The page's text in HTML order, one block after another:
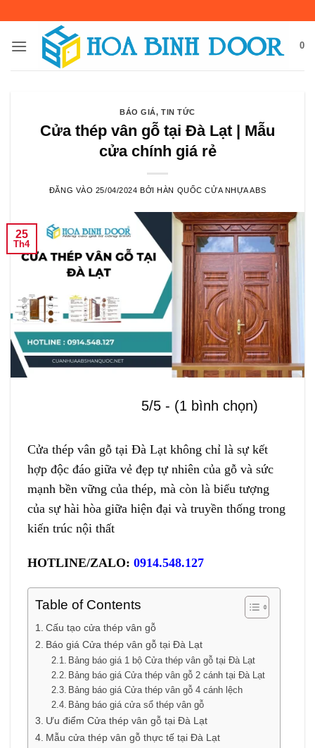
nội
0
BÁO GIÁ,TIN TỨC
Cửa thép vân gỗ tại Đà Lạt | Mẫu
cửa chính giá rẻ
ĐĂNG VÀO 25/04/2024 BỞIHÀN QUỐC CỬA NHỰA ABS
25
Th4
5/5 - (1 bình chọn)
Cửa thép vân gỗ tại Đà Lạt không chỉ là sự kết
hợp độc đáo giữa vẻ đẹp tự nhiên của gỗ và sức
mạnh bền vững của thép, mà còn là biểu tượng
của sự hài hòa giữa hiện đại và truyền thống trong
kiến trúc nội thất
HOTLINE/ZALO: 0914.548.127
Table of Contents
Cấu tạo cửa thép vân gỗ
Báo giá Cửa thép vân gỗ tại Đà Lạt
Bảng báo giá 1 bộ Cửa thép vân gỗ tại Đà Lạt
Bảng báo giá Cửa thép vân gỗ 2 cánh tại Đà Lạt
Bảng báo giá Cửa thép vân gỗ 4 cánh lệch
Bảng báo giá cửa sổ thép vân gỗ
Ưu điểm Cửa thép vân gỗ tại Đà Lạt
Mẫu cửa thép vân gỗ thực tế tại Đà Lạt